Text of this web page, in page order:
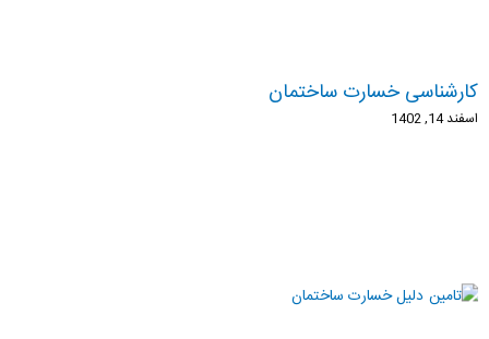
کارشناسی خسارت ساختمان
اسفند 14, 1402